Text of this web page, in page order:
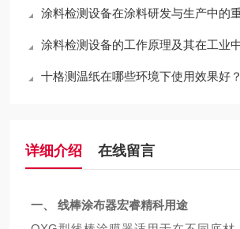
涂料检测设备在涂料研发与生产中的
涂料检测设备的工作原理及其在工业
十格测温纸在哪些环境下使用效果好？
详细介绍 在线留言
一、 线棒涂布器宏睿精科用途